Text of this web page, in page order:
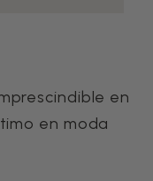
en
en moda